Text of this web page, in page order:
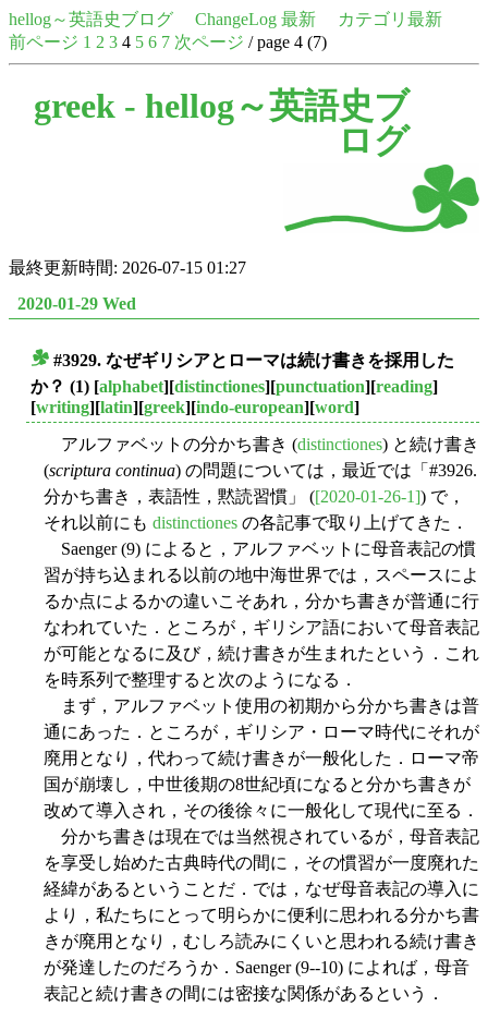
hellog～英語史ブログ ChangeLog 最新
カテゴリ最新
前ページ 1 2 3 4 5 6 7 次ページ / page 4 (7)
greek - hellog～英語史ブ
ログ
最終更新時間: 2026-07-15 01:27
2020-01-29 Wed
#3929. なぜギリシアとローマは続け書きを採用した
か？ (1) [alphabet][distinctiones][punctuation][reading]
[writing][latin][greek][indo-european][word]
アルファベットの分かち書き (distinctiones) と続け書き
(scriptura continua) の問題については，最近では「#3926.
分かち書き，表語性，黙読習慣」 ([2020-01-26-1]) で，
それ以前にも distinctiones の各記事で取り上げてきた．
Saenger (9) によると，アルファベットに母音表記の慣
習が持ち込まれる以前の地中海世界では，スペースによ
るか点によるかの違いこそあれ，分かち書きが普通に行
なわれていた．ところが，ギリシア語において母音表記
が可能となるに及び，続け書きが生まれたという．これ
を時系列で整理すると次のようになる．
まず，アルファベット使用の初期から分かち書きは普
通にあった．ところが，ギリシア・ローマ時代にそれが
廃用となり，代わって続け書きが一般化した．ローマ帝
国が崩壊し，中世後期の8世紀頃になると分かち書きが
改めて導入され，その後徐々に一般化して現代に至る．
分かち書きは現在では当然視されているが，母音表記
を享受し始めた古典時代の間に，その慣習が一度廃れた
経緯があるということだ．では，なぜ母音表記の導入に
より，私たちにとって明らかに便利に思われる分かち書
きが廃用となり，むしろ読みにくいと思われる続け書き
が発達したのだろうか．Saenger (9--10) によれば，母音
表記と続け書きの間には密接な関係があるという．